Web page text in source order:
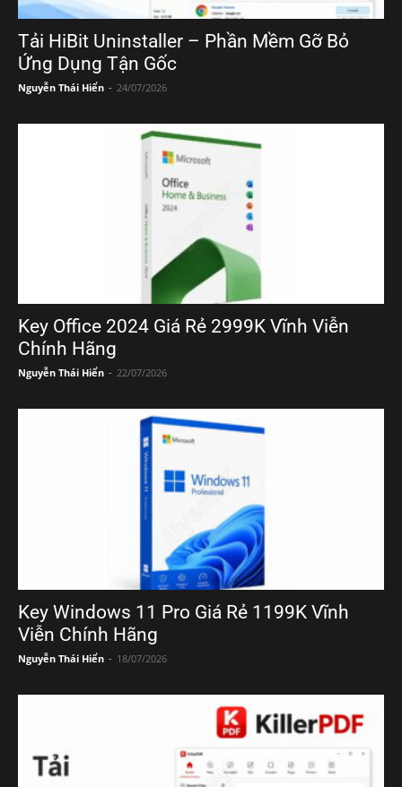
Tải HiBit Uninstaller – Phần Mềm Gỡ Bỏ
Ứng Dụng Tận Gốc
Nguyễn Thái Hiển - 24/07/2026
Key Office 2024 Giá Rẻ 2999K Vĩnh Viễn
Chính Hãng
Nguyễn Thái Hiển - 22/07/2026
Key Windows 11 Pro Giá Rẻ 1199K Vĩnh
Viễn Chính Hãng
Nguyễn Thái Hiển - 18/07/2026